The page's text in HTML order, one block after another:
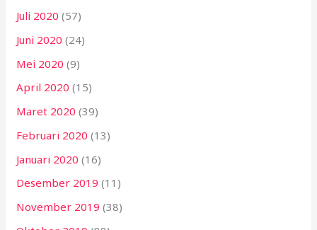
Juli 2020 (57)
Juni 2020 (24)
Mei 2020 (9)
April 2020 (15)
Maret 2020 (39)
Februari 2020 (13)
Januari 2020 (16)
Desember 2019 (11)
November 2019 (38)